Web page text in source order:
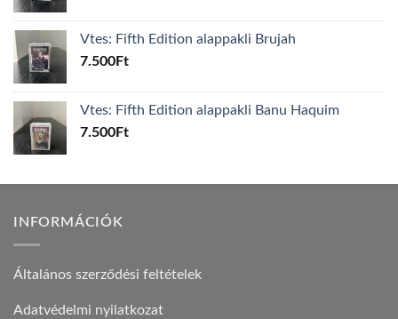
Vtes: Fifth Edition alappakli Brujah
7.500Ft
Vtes: Fifth Edition alappakli Banu Haquim
7.500Ft
INFORMÁCIÓK
Általános szerződési feltételek
Adatvédelmi nyilatkozat